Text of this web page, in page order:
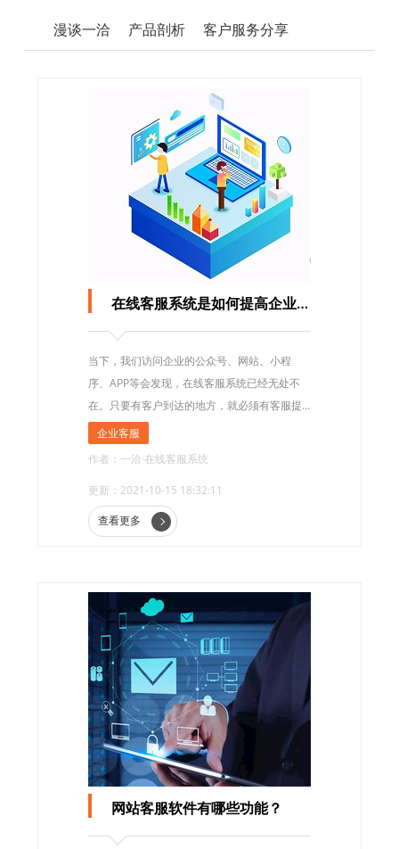
漫谈一洽 产品剖析 客户服务分享
在线客服系统是如何提高企业客服效率的？
当下，我们访问企业的公众号、网站、小程
序、APP等会发现，在线客服系统已经无处不
在。只要有客户到达的地方，就必须有客服提
供服务。无论是售前的咨询还是售后问题反馈
企业客服
作者：一洽·在线客服系统
更新：2021-10-15 18:32:11
查看更多
网站客服软件有哪些功能？